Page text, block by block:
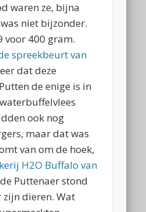
waren ze, bijna
niet bijzonder.
voor 400 gram.
spreekbeurt van
dat deze
de enige is in
ook nog
maar dat was
van om de hoek,
H2O Buffalo van
Puttenaer stond
zijn dieren. Wat